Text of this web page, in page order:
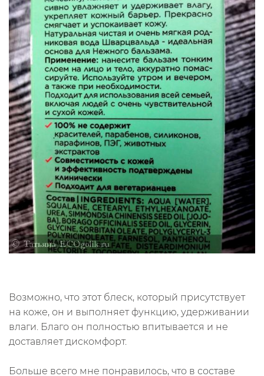
Возможно, что этот блеск, который присутствует
на коже, он и выполняет функцию, удерживании
влаги. Благо он полностью впитывается и не
доставляет дискомфорт.
Больше всего мне понравилось, что в составе